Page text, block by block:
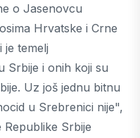
o Jasenovcu
Hrvatske i Crne
je temelj
Srbije i onih koji su
Uz još jednu bitnu
u Srebrenici nije",
Srbije